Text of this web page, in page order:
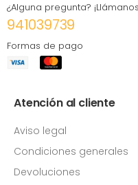
¿Alguna pregunta?
941039739
Formas de pago
Atención al cliente
Aviso legal
Condiciones generales
Devoluciones